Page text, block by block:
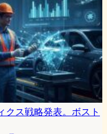
クス戦略発表。ボスト